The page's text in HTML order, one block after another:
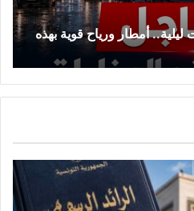
أمطار ورياح قوية بهذه